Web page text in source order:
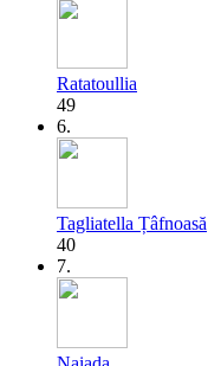
Ratatoullia
49
6.
Tagliatella Țâfnoasă
40
7.